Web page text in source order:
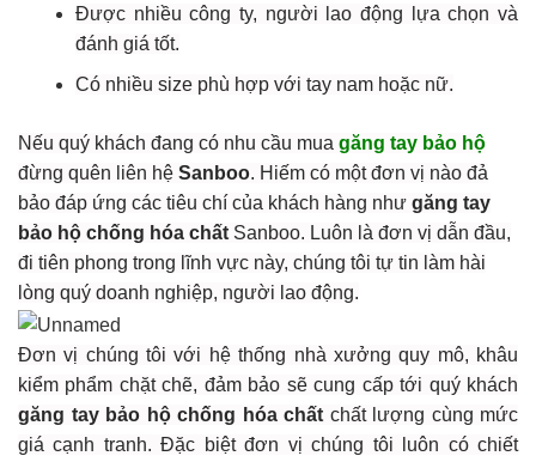
Được nhiều công ty, người lao động lựa chọn và
đánh giá tốt.
Có nhiều size phù hợp với tay nam hoặc nữ.
Nếu quý khách đang có nhu cầu mua găng tay bảo hộ
đừng quên liên hệ Sanboo. Hiếm có một đơn vị nào đả
bảo đáp ứng các tiêu chí của khách hàng như găng tay
bảo hộ chống hóa chất Sanboo. Luôn là đơn vị dẫn đầu,
đi tiên phong trong lĩnh vực này, chúng tôi tự tin làm hài
lòng quý doanh nghiệp, người lao động.
Đơn vị chúng tôi với hệ thống nhà xưởng quy mô, khâu
kiểm phẩm chặt chẽ, đảm bảo sẽ cung cấp tới quý khách
găng tay bảo hộ chống hóa chất chất lượng cùng mức
giá cạnh tranh. Đặc biệt đơn vị chúng tôi luôn có chiết